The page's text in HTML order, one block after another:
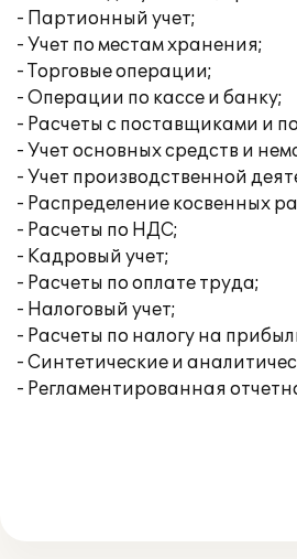
- Партионный учет;
- Учет по местам хранения;
- Торговые операции;
- Операции по кассе и банку;
- Расчеты с поставщиками и
- Учет основных средств и
- Учет производственной
- Распределение косвенных
- Расчеты по НДС;
- Кадровый учет;
- Расчеты по оплате труда;
- Налоговый учет;
- Расчеты по налогу на
- Синтетические и
- Регламентированная